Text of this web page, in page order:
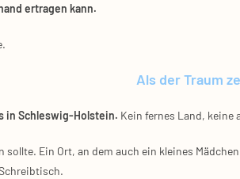
ertra­gen kann.
Als der Traum
in Schleswig‑Holstein. Kein fer­nes Land, kei­ne
Ein Ort, an dem auch ein klei­nes